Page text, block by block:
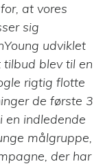
at vores
sig
udviklet
tilbud blev til en
rigtig flotte
de første 3
indledende
målgruppe,
der har